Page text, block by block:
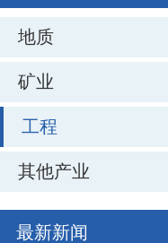
地质
矿业
工程
其他产业
最新新闻